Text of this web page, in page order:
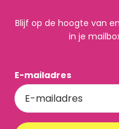
Blijf op de hoogte van
in je
E-mailadres